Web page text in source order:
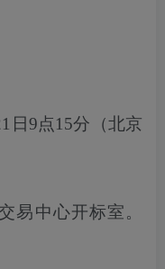
日9点15分 （北京
易中心开标室。